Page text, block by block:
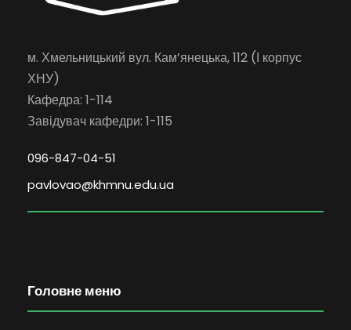
м. Хмельницький вул. Кам’янецька, 112 (І корпус
ХНУ)
Кафедра: 1-114
Завідувач кафедри: 1-115
096-847-04-51
pavlovao@khmnu.edu.ua
Головне меню